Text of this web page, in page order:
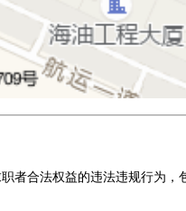
者合法权益的违法违规行为